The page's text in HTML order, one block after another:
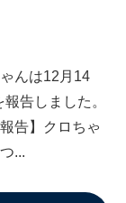
んは12月14
告しました。
告】クロちゃ
...